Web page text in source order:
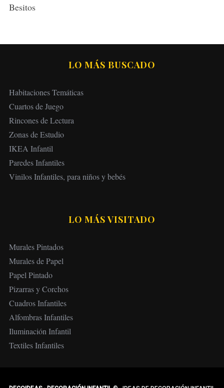
Besitos
LO MÁS BUSCADO
Habitaciones Temáticas
Cuartos de Juego
Rincones de Lectura
Zonas de Estudio
IKEA Infantil
Paredes Infantiles
Vinilos Infantiles, para niños y bebés
LO MÁS VISITADO
Murales Pintados
Murales de Papel
Papel Pintado
Pizarras y Corchos
Cuadros Infantiles
Alfombras Infantiles
Iluminación Infantil
Textiles Infantiles